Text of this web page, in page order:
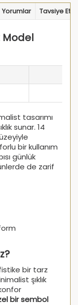
Yorumlar Tavsiye Et
Model
tasarımı
sunar. 14
bir kullanım
günlük
de zarif
bir tarz
şıklık
bir sembol